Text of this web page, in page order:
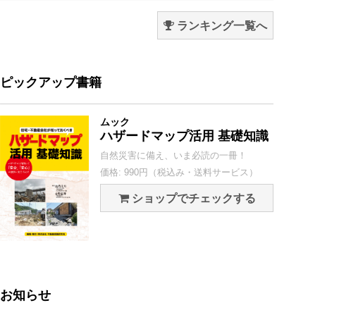
ランキング一覧へ
ピックアップ書籍
ムック
ハザードマップ活用 基礎知識
自然災害に備え、いま必読の一冊！
価格: 990円（税込み・送料サービス）
ショップでチェックする
お知らせ